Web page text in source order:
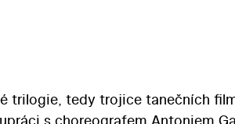
trilogie, tedy trojice tanečních